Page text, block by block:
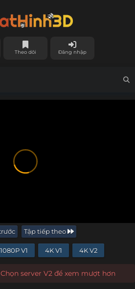
Theo dõi Đăng nhập
Tập tiếp theo
1080P V1 4K V1 4K V2
server V2 để xem mượt hơn